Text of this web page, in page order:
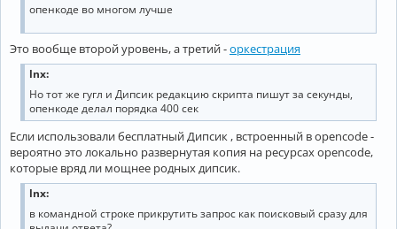
опенкоде во многом лучше
Это вообще второй уровень, а третий -оркестрация
lnx:
Но тот же гугл и Дипсик редакцию скрипта пишут за секунды,
опенкоде делал порядка 400 сек
Если использовали бесплатный Дипсик , встроенный в opencode -
вероятно это локально развернутая копия на ресурсах opencode,
которые вряд ли мощнее родных дипсик.
lnx:
в командной строке прикрутить запрос как поисковый сразу для